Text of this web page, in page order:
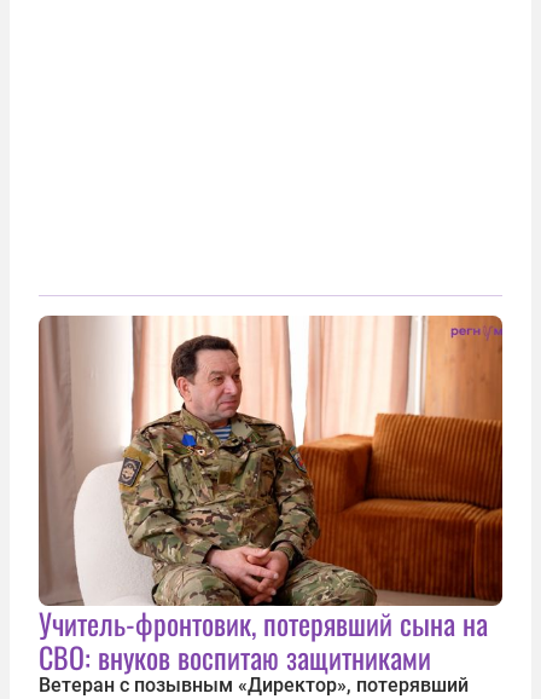
Учитель-фронтовик, потерявший сына на
СВО: внуков воспитаю защитниками
Ветеран с позывным «Директор», потерявший